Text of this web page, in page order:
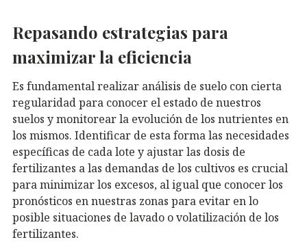
Repasando estrategias para
maximizar la eficiencia
Es fundamental realizar análisis de suelo con cierta
regularidad para conocer el estado de nuestros
suelos y monitorear la evolución de los nutrientes en
los mismos. Identificar de esta forma las necesidades
específicas de cada lote y ajustar las dosis de
fertilizantes a las demandas de los cultivos es crucial
para minimizar los excesos, al igual que conocer los
pronósticos en nuestras zonas para evitar en lo
posible situaciones de lavado o volatilización de los
fertilizantes.